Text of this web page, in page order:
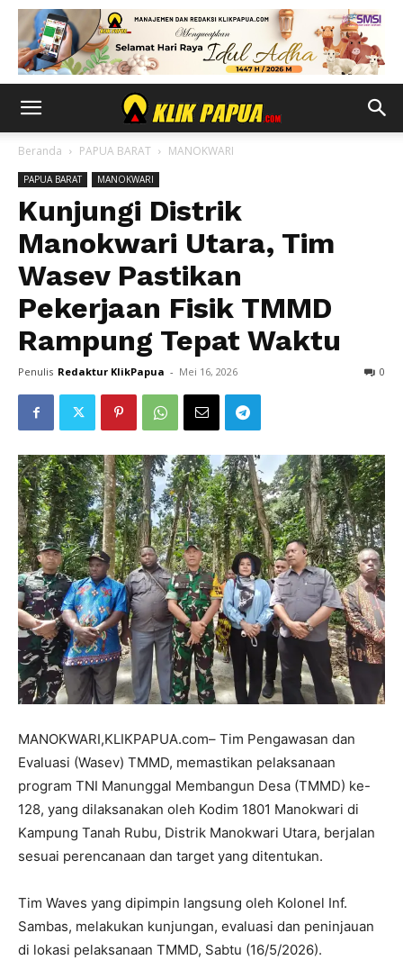
Beranda PAPUA BARAT MANOKWARI
PAPUA BARAT MANOKWARI
Kunjungi Distrik
Manokwari Utara, Tim
Wasev Pastikan
Pekerjaan Fisik TMMD
Rampung Tepat Waktu
Penulis Redaktur KlikPapua - Mei 16, 2026 0
MANOKWARI,KLIKPAPUA.com– Tim Pengawasan dan
Evaluasi (Wasev) TMMD, memastikan pelaksanaan
program TNI Manunggal Membangun Desa (TMMD) ke-
128, yang dilaksanakan oleh Kodim 1801 Manokwari di
Kampung Tanah Rubu, Distrik Manokwari Utara, berjalan
sesuai perencanaan dan target yang ditentukan.
Tim Waves yang dipimpin langsung oleh Kolonel Inf.
Sambas, melakukan kunjungan, evaluasi dan peninjauan
di lokasi pelaksanaan TMMD, Sabtu (16/5/2026).